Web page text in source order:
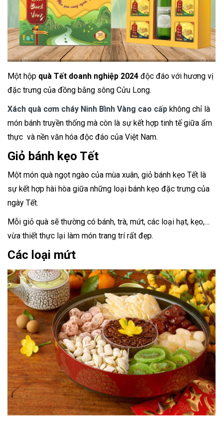
Một hộp quà Tết doanh nghiệp 2024 độc đáo với hương vị
đặc trưng của đồng bằng sông Cửu Long.
Xách quà cơm cháy Ninh Bình Vàng cao cấp không chỉ là
món bánh truyền thống mà còn là sự kết hợp tinh tế giữa ẩm
thực và nền văn hóa độc đáo của Việt Nam.
Giỏ bánh kẹo Tết
Một món quà ngọt ngào của mùa xuân, giỏ bánh kẹo Tết là
sự kết hợp hài hòa giữa những loại bánh kẹo đặc trưng của
ngày Tết.
Mỗi giỏ quà sẽ thường có bánh, trà, mứt, các loại hạt, kẹo,…
vừa thiết thực lại làm món trang trí rất đẹp.
Các loại mứt